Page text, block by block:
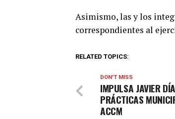
Asimismo, las y los
correspondientes al
RELATED TOPICS:
DON'T MISS
IMPULSA JAVIER
PRÁCTICAS
ACCM